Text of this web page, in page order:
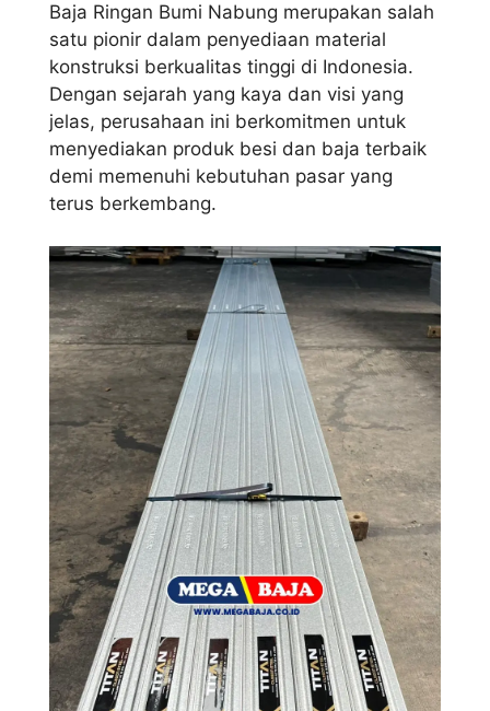
Baja Ringan Bumi Nabung merupakan salah
satu pionir dalam penyediaan material
konstruksi berkualitas tinggi di Indonesia.
Dengan sejarah yang kaya dan visi yang
jelas, perusahaan ini berkomitmen untuk
menyediakan produk besi dan baja terbaik
demi memenuhi kebutuhan pasar yang
terus berkembang.